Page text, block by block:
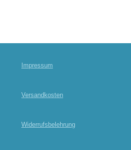
Impressum
Versandkosten
Widerrufsbelehrung